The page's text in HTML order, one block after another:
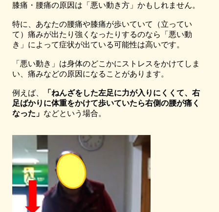
膝痛・腰痛の原因は「悪い動き方」かもしれません。
特に、あなたの腰痛や膝痛が歩いていて（立ってい
て）痛みが出たり強くなったりするのなら「悪い動
き」によって症状が出ている可能性は高いです。
「悪い動き」は身体のどこかにストレスをかけてしま
い、痛みなどの原因になることがあります。
例えば、
「ねんざをした左足に力が入りにくくて、右
足ばかりに体重をかけて歩いていたら右側の腰が痛く
なった」 などという場合。